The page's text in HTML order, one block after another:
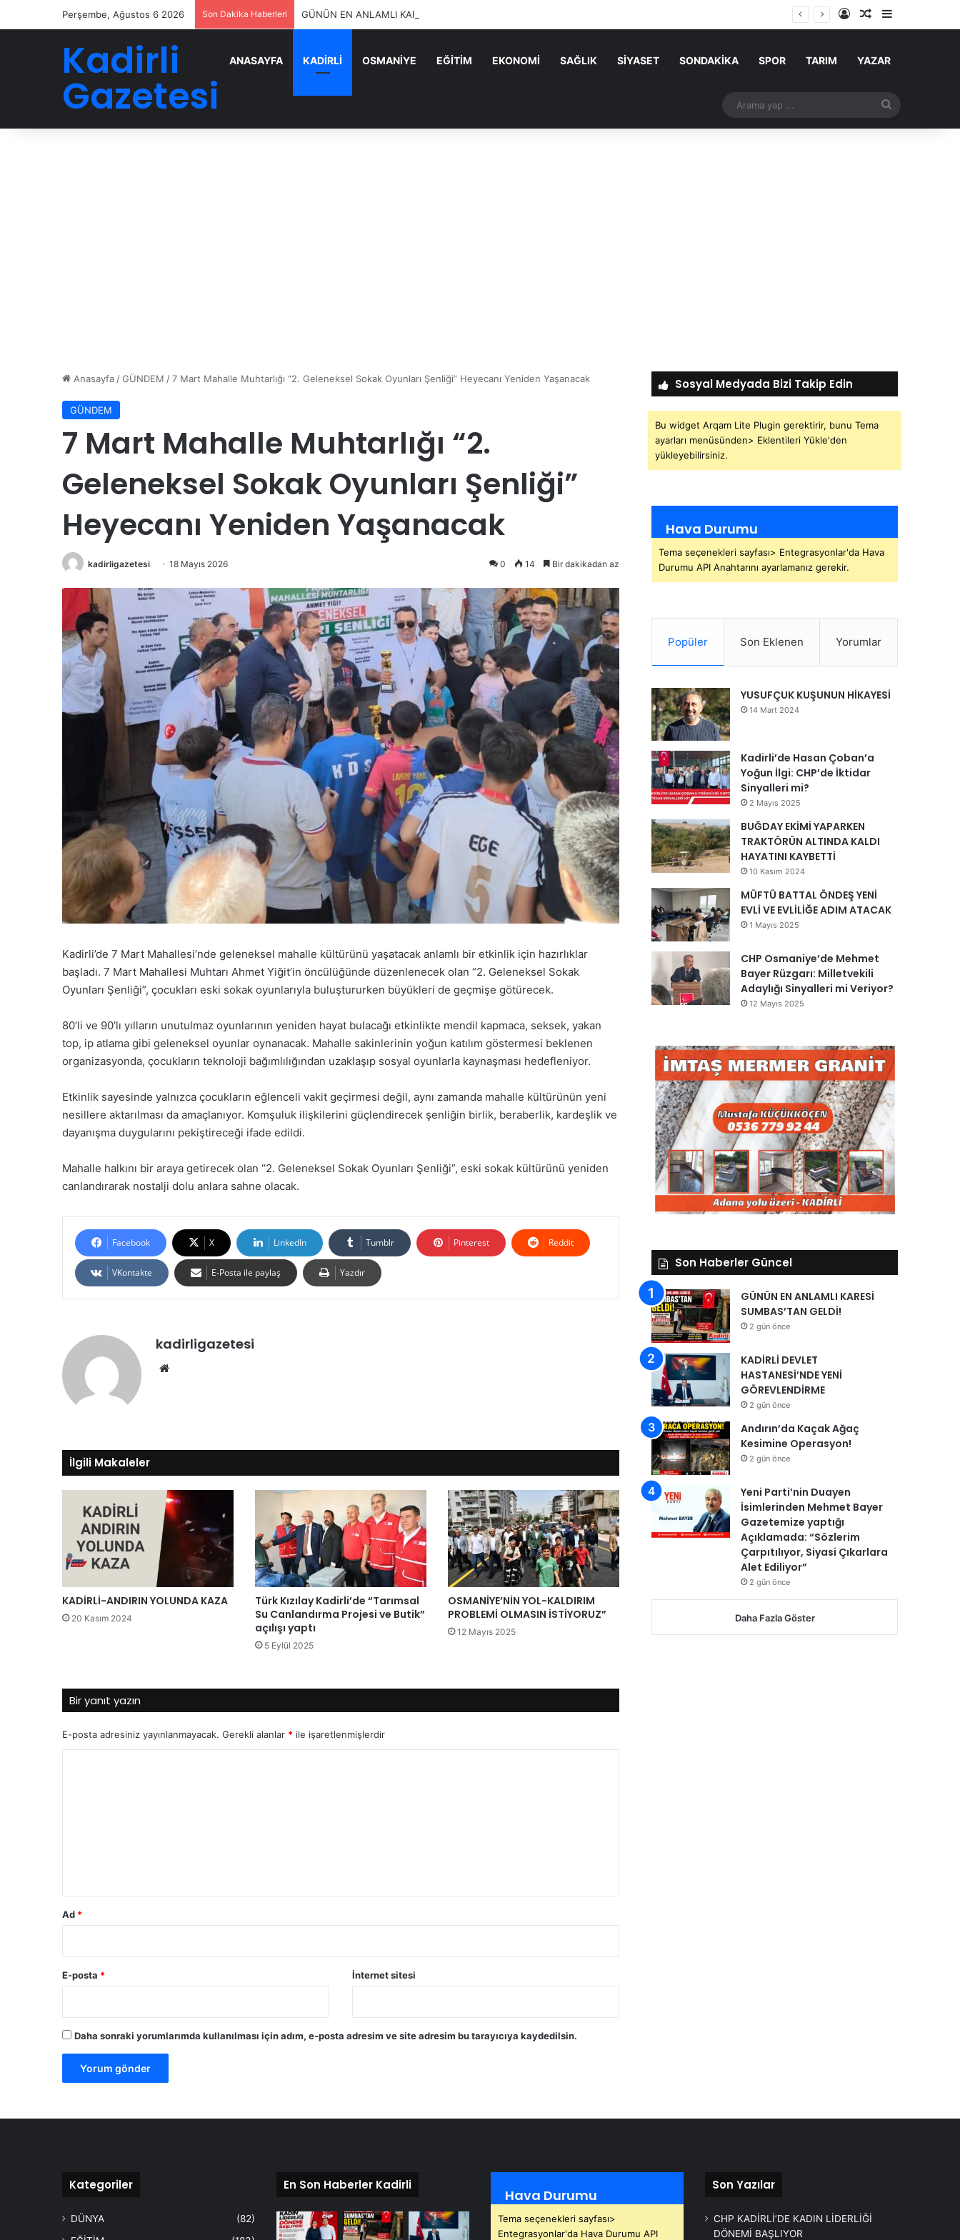
Perşembe, Ağustos 6 2026 Son Dakika Haberleri GÜNÜN EN ANLAMLI KARESİ SUMBAS’TAN GELDİ! Kayıt OlRastgele Makale
Kenar
Kadirli
Gazetesi
ANASAYFA KADİRLİ OSMANİYE EĞİTİM EKONOMİ SAĞLIK SİYASET SONDAKİKA SPOR TARIM YAZAR
yap
Anasayfa /GÜNDEM /7 Mart Mahalle Muhtarlığı “2. Geleneksel Sokak Oyunları Şenliği” Heyecanı Yeniden Yaşanacak
GÜNDEM
7 Mart Mahalle Muhtarlığı “2.
Geleneksel Sokak Oyunları Şenliği”
Heyecanı Yeniden Yaşanacak
kadirligazetesi 18 Mayıs 2026 0 14 Bir dakikadan az
Kadirli’de 7 Mart Mahallesi’nde geleneksel mahalle kültürünü yaşatacak anlamlı bir etkinlik için hazırlıklar
başladı. 7 Mart Mahallesi Muhtarı Ahmet Yiğit’in öncülüğünde düzenlenecek olan “2. Geleneksel Sokak
Oyunları Şenliği”, çocukları eski sokak oyunlarıyla buluştururken büyükleri de geçmişe götürecek.
80’li ve 90’lı yılların unutulmaz oyunlarının yeniden hayat bulacağı etkinlikte mendil kapmaca, seksek, yakan
top, ip atlama gibi geleneksel oyunlar oynanacak. Mahalle sakinlerinin yoğun katılım göstermesi beklenen
organizasyonda, çocukların teknoloji bağımlılığından uzaklaşıp sosyal oyunlarla kaynaşması hedefleniyor.
Etkinlik sayesinde yalnızca çocukların eğlenceli vakit geçirmesi değil, aynı zamanda mahalle kültürünün yeni
nesillere aktarılması da amaçlanıyor. Komşuluk ilişkilerini güçlendirecek şenliğin birlik, beraberlik, kardeşlik ve
dayanışma duygularını pekiştireceği ifade edildi.
Mahalle halkını bir araya getirecek olan “2. Geleneksel Sokak Oyunları Şenliği”, eski sokak kültürünü yeniden
canlandırarak nostalji dolu anlara sahne olacak.
Facebook X LinkedIn Tumblr Pinterest Reddit
VKontakte E-Posta ile paylaş Yazdır
kadirligazetesi
İlgili Makaleler
KADİRLİ-ANDIRIN YOLUNDA KAZA
20 Kasım 2024
Türk Kızılay Kadirli’de “Tarımsal
Su Canlandırma Projesi ve Butik”
açılışı yaptı
5 Eylül 2025
OSMANİYE’NİN YOL-KALDIRIM
PROBLEMİ OLMASIN İSTİYORUZ”
12 Mayıs 2025
Bir yanıt yazın
E-posta adresiniz yayınlanmayacak. Gerekli alanlar * ile işaretlenmişlerdir
Ad *
E-posta * İnternet sitesi
Daha sonraki yorumlarımda kullanılması için adım, e-posta adresim ve site adresim bu tarayıcıya kaydedilsin.
Sosyal Medyada Bizi Takip Edin
Bu widget Arqam Lite Plugin gerektirir, bunu Tema
ayarları menüsünden> Eklentileri Yükle'den
yükleyebilirsiniz.
Hava Durumu
Tema seçenekleri sayfası> Entegrasyonlar'da Hava
Durumu API Anahtarını ayarlamanız gerekir.
Popüler Son Eklenen Yorumlar
YUSUFÇUK KUŞUNUN HİKAYESİ
14 Mart 2024
Kadirli’de Hasan Çoban’a
Yoğun İlgi: CHP’de İktidar
Sinyalleri mi?
2 Mayıs 2025
BUĞDAY EKİMİ YAPARKEN
TRAKTÖRÜN ALTINDA KALDI
HAYATINI KAYBETTİ
10 Kasım 2024
MÜFTÜ BATTAL ÖNDEŞ YENİ
EVLİ VE EVLİLİĞE ADIM ATACAK
1 Mayıs 2025
CHP Osmaniye’de Mehmet
Bayer Rüzgarı: Milletvekili
Adaylığı Sinyalleri mi Veriyor?
12 Mayıs 2025
Son Haberler Güncel
GÜNÜN EN ANLAMLI KARESİ
SUMBAS’TAN GELDİ!
2 gün önce
KADİRLİ DEVLET
HASTANESİ’NDE YENİ
GÖREVLENDİRME
2 gün önce
Andırın’da Kaçak Ağaç
Kesimine Operasyon!
2 gün önce
Yeni Parti’nin Duayen
İsimlerinden Mehmet Bayer
Gazetemize yaptığı
Açıklamada: “Sözlerim
Çarpıtılıyor, Siyasi Çıkarlara
Alet Ediliyor”
2 gün önce
Daha Fazla Göster
Kategoriler
DÜNYA
(82)
En Son Haberler Kadirli
Hava Durumu
Tema seçenekleri sayfası>
Entegrasyonlar'da Hava Durumu API
Son Yazılar
CHP KADİRLİ’DE KADIN LİDERLİĞİ
DÖNEMİ BAŞLIYOR